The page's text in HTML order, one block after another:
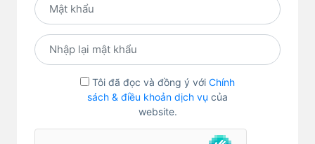
Tôi đã đọc và đồng ý với Chính
sách & điều khoản dịch vụ của
website.